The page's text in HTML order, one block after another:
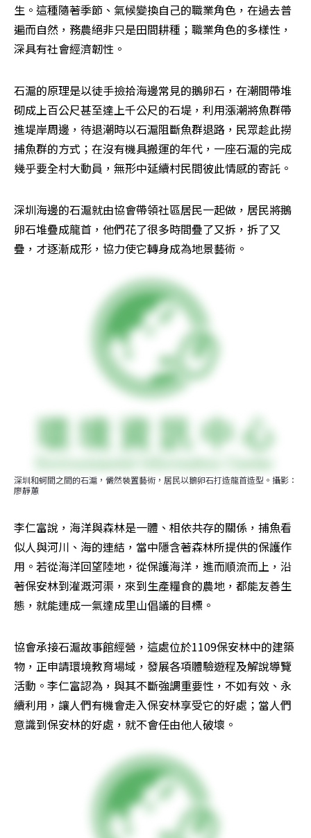
生。這種隨著季節、氣候變換自己的職業角色，在過去普
遍而自然，務農絕非只是田間耕種；職業角色的多樣性，
深具有社會經濟韌性。
石滬的原理是以徒手撿拾海邊常見的鵝卵石，在潮間帶堆
砌成上百公尺甚至達上千公尺的石堤，利用漲潮將魚群帶
進堤岸周邊，待退潮時以石滬阻斷魚群退路，民眾趁此撈
捕魚群的方式；在沒有機具搬運的年代，一座石滬的完成
幾乎要全村大動員，無形中延續村民間彼此情感的寄託。
深圳海邊的石滬就由協會帶領社區居民一起做，居民將鵝
卵石堆疊成龍首，他們花了很多時間疊了又拆，拆了又
疊，才逐漸成形，協力使它轉身成為地景藝術。
深圳和蚵間之間的石滬，儼然裝置藝術，居民以鵝卵石打造龍首造型。攝影：
廖靜蕙
李仁富說，海洋與森林是一體、相依共存的關係，捕魚看
似人與河川、海的連結，當中隱含著森林所提供的保護作
用。若從海洋回望陸地，從保護海洋，進而順流而上，沿
著保安林到灌溉河渠，來到生產糧食的農地，都能友善生
態，就能連成一氣達成里山倡議的目標。
協會承接石滬故事館經營，這處位於1109保安林中的建築
物，正申請環境教育場域，發展各項體驗遊程及解說導覽
活動。李仁富認為，與其不斷強調重要性，不如有效、永
續利用，讓人們有機會走入保安林享受它的好處；當人們
意識到保安林的好處，就不會任由他人破壞。